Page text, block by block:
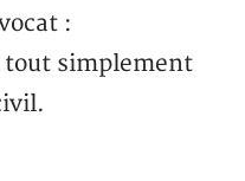
:
tout simplement